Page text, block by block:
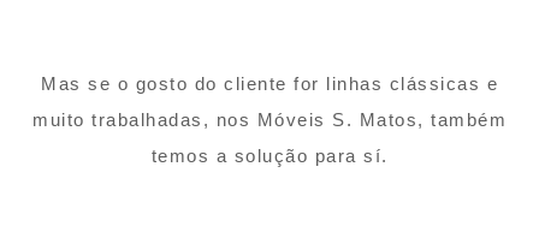
Mas se o gosto do cliente for linhas clássicas e
muito trabalhadas, nos Móveis S. Matos, também
temos a solução para sí.